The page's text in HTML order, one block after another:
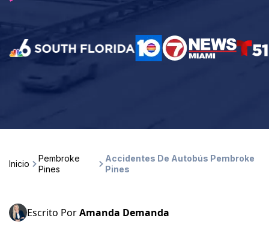
Inicio
Pembroke
Pines
Accidentes De Autobús Pembroke
Pines
Escrito PorAmanda Demanda